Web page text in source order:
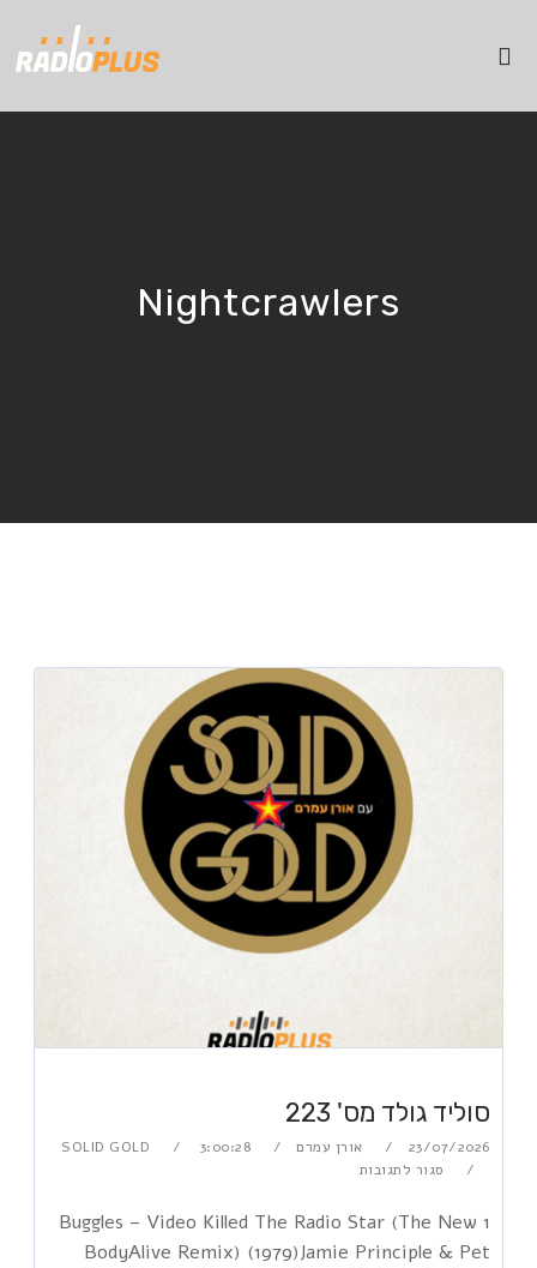
Nightcrawlers
סוליד גולד מס' 223
23/07/2026 אורן עמרם SOLID GOLD
3:00:28
סגור לתגובות
1 Buggles – Video Killed The Radio Star (The New
BodyAlive Remix) (1979)Jamie Principle & Pet